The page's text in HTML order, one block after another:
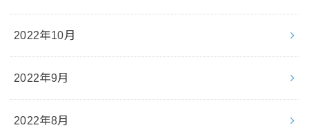
2022年10月
2022年9月
2022年8月